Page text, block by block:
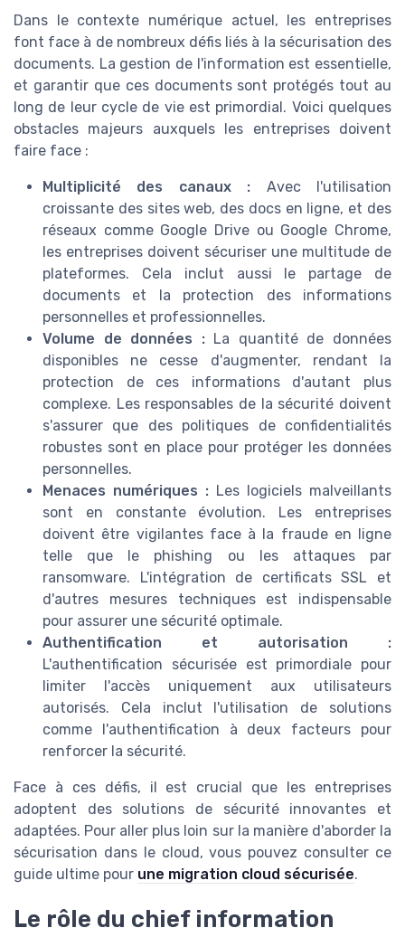
Dans le contexte numérique actuel, les entreprises
font face à de nombreux défis liés à la sécurisation des
documents. La gestion de l'information est essentielle,
et garantir que ces documents sont protégés tout au
long de leur cycle de vie est primordial. Voici quelques
obstacles majeurs auxquels les entreprises doivent
faire face :
Multiplicité des canaux : Avec l'utilisation
croissante des sites web, des docs en ligne, et des
réseaux comme Google Drive ou Google Chrome,
les entreprises doivent sécuriser une multitude de
plateformes. Cela inclut aussi le partage de
documents et la protection des informations
personnelles et professionnelles.
Volume de données :La quantité de données
disponibles ne cesse d'augmenter, rendant la
protection de ces informations d'autant plus
complexe. Les responsables de la sécurité doivent
s'assurer que des politiques de confidentialités
robustes sont en place pour protéger les données
personnelles.
Menaces numériques : Les logiciels malveillants
sont en constante évolution. Les entreprises
doivent être vigilantes face à la fraude en ligne
telle que le phishing ou les attaques par
ransomware. L'intégration de certificats SSL et
d'autres mesures techniques est indispensable
pour assurer une sécurité optimale.
Authentification et autorisation :
L'authentification sécurisée est primordiale pour
limiter l'accès uniquement aux utilisateurs
autorisés. Cela inclut l'utilisation de solutions
comme l'authentification à deux facteurs pour
renforcer la sécurité.
Face à ces défis, il est crucial que les entreprises
adoptent des solutions de sécurité innovantes et
adaptées. Pour aller plus loin sur la manière d'aborder la
sécurisation dans le cloud, vous pouvez consulter ce
guide ultime pour une migration cloud sécurisée.
Le rôle du chief information